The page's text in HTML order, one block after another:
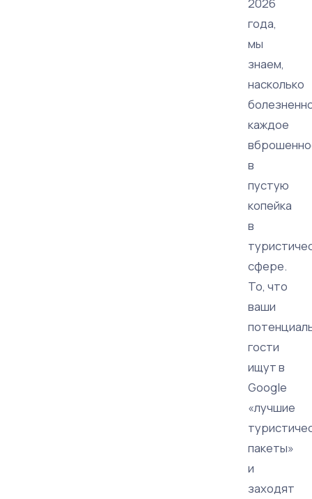
года,
мы
знаем,
насколько
каждое
в
пустую
копейка
в
сфере.
То, что
ваши
гости
ищут в
Google
«лучшие
пакеты»
и
заходят